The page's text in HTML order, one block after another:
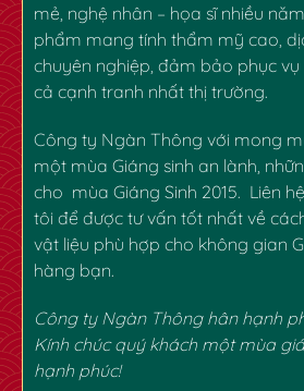
mẻ, nghệ nhân – họa sĩ nhiều
phẩm mang tính thẩm mỹ cao,
chuyên nghiệp, đảm bảo phục
cả cạnh tranh nhất thị trường.
Công ty Ngàn Thông với mong
một mùa Giáng sinh an lành,
cho mùa Giáng Sinh 2015. Liên
tôi để được tư vấn tốt nhất về
vật liệu phù hợp cho không gian
hàng bạn.
Công ty Ngàn Thông hân hạnh
Kính chúc quý khách một mùa
hạnh phúc!